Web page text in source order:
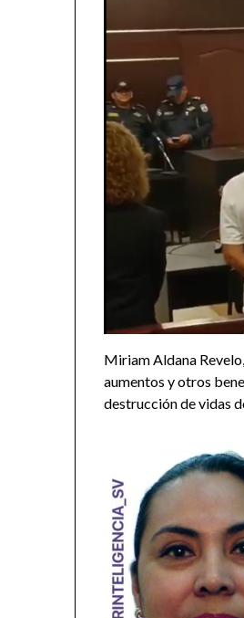
Miriam Aldana
aumentos y otros
destrucción de vidas